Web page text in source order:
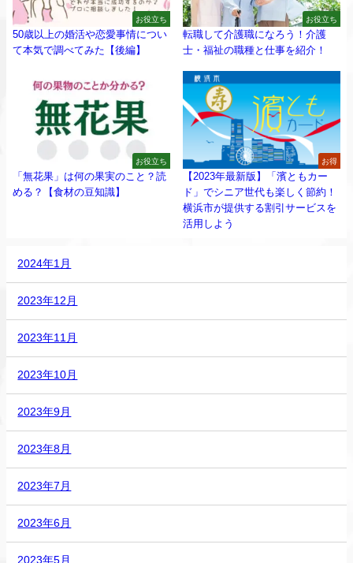
お役立ち
50歳以上の婚活や恋愛事情につい
て本気で調べてみた【後編】
お役立ち
転職して介護職になろう！介護
士・福祉の職種と仕事を紹介！
お役立ち
「無花果」は何の果実のこと？読
める？【食材の豆知識】
お得
【2023年最新版】「濱ともカー
ド」でシニア世代も楽しく節約！
横浜市が提供する割引サービスを
活用しよう
2024年1月
2023年12月
2023年11月
2023年10月
2023年9月
2023年8月
2023年7月
2023年6月
2023年5月